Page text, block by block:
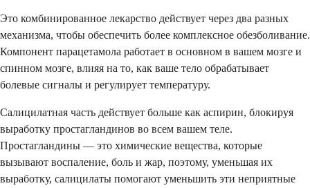
Это комбинированное лекарство действует через два разных
механизма, чтобы обеспечить более комплексное обезболивание.
Компонент парацетамола работает в основном в вашем мозге и
спинном мозге, влияя на то, как ваше тело обрабатывает
болевые сигналы и регулирует температуру.
Салицилатная часть действует больше как аспирин, блокируя
выработку простагландинов во всем вашем теле.
Простагландины — это химические вещества, которые
вызывают воспаление, боль и жар, поэтому, уменьшая их
выработку, салицилаты помогают уменьшить эти неприятные